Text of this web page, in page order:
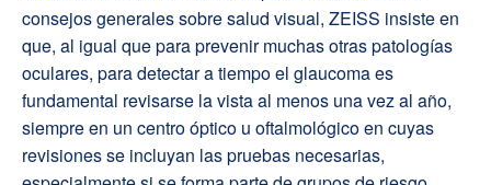
consejos generales sobre salud visual, ZEISS insiste en
que, al igual que para prevenir muchas otras patologías
oculares, para detectar a tiempo el glaucoma es
fundamental revisarse la vista al menos una vez al año,
siempre en un centro óptico u oftalmológico en cuyas
revisiones se incluyan las pruebas necesarias,